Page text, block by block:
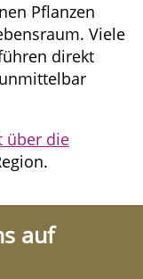
Pflanzen
Viele
direkt
über die
auf